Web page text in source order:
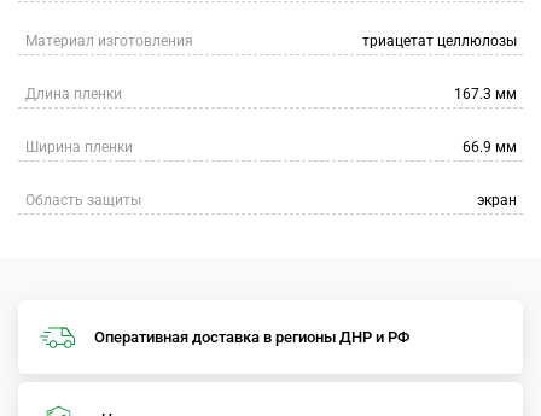
Материал изготовления триацетат целлюлозы
Длина пленки 167.3 мм
Ширина пленки 66.9 мм
Область защиты экран
Оперативная доставка в регионы ДНР и РФ